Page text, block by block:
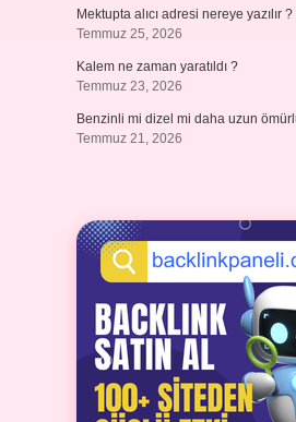
Mektupta alıcı adresi nereye yazılır ?
Temmuz 25, 2026
Kalem ne zaman yaratıldı ?
Temmuz 23, 2026
Benzinli mi dizel mi daha uzun
Temmuz 21, 2026